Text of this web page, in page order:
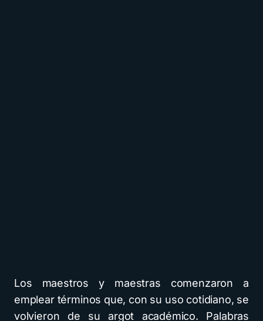
Los maestros y maestras comenzaron a
emplear términos que, con su uso cotidiano, se
volvieron de su argot académico. Palabras